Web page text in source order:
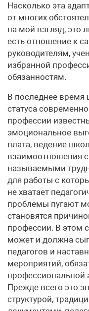
Насколько эта
от многих
на мой взгляд, это
есть отношение к
руководителям,
избранной
обязанностям.
В последнее время
статуса
профессии
эмоциональное
плата, ведение
взаимоотношения
называемыми
для работы с
не хватает
проблемы пугают
становятся
профессии. В этом
может и должна
педагогов и
мероприятий,
профессиональной
Прежде всего это
структурой,